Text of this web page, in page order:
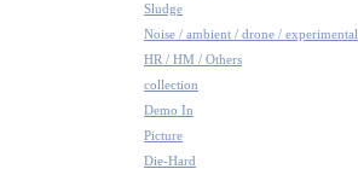
Sludge
Noise / ambient / drone / experimental
HR / HM / Others
collection
Demo In
Picture
Die-Hard